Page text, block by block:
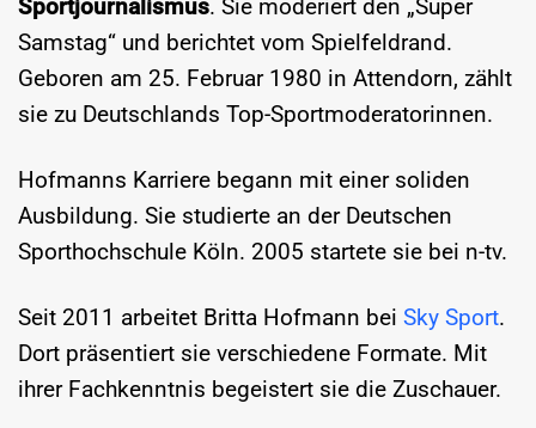
Sportjournalismus. Sie moderiert den „Super
Samstag“ und berichtet vom Spielfeldrand.
Geboren am 25. Februar 1980 in Attendorn, zählt
sie zu Deutschlands Top-Sportmoderatorinnen.
Hofmanns Karriere begann mit einer soliden
Ausbildung. Sie studierte an der Deutschen
Sporthochschule Köln. 2005 startete sie bei n-tv.
Seit 2011 arbeitet Britta Hofmann bei Sky Sport.
Dort präsentiert sie verschiedene Formate. Mit
ihrer Fachkenntnis begeistert sie die Zuschauer.